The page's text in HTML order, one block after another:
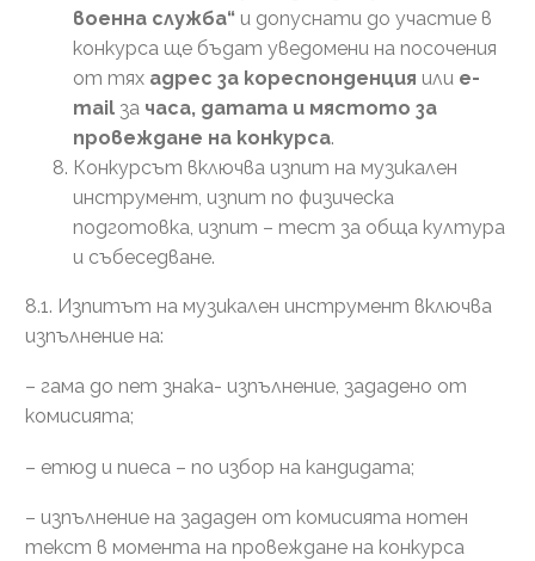
военна служба“ и допуснати до участие в
конкурса ще бъдат уведомени на посочения
от тях адрес за кореспонденция или е-
mail за часа, датата и мястото за
провеждане на конкурса.
Конкурсът включва изпит на музикален
инструмент, изпит по физическа
подготовка, изпит – тест за обща култура
и събеседване.
8.1. Изпитът на музикален инструмент включва
изпълнение на:
– гама до пет знака- изпълнение, зададено от
комисията;
– етюд и пиеса – по избор на кандидата;
– изпълнение на зададен от комисията нотен
текст в момента на провеждане на конкурса